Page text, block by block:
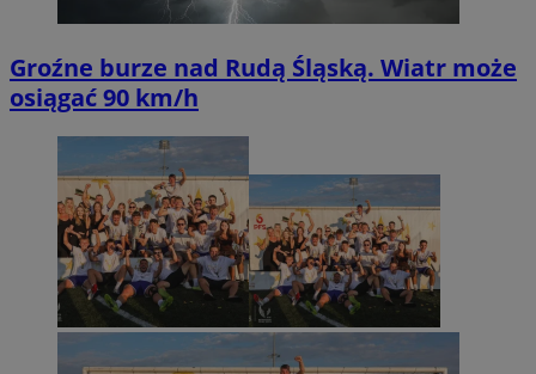
Groźne burze nad Rudą Śląską. Wiatr może
osiągać 90 km/h